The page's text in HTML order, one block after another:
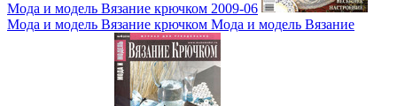
Мода и модель Вязание крючком 2009-06
Мода и модель Вязание крючком Мода и модель Вязание